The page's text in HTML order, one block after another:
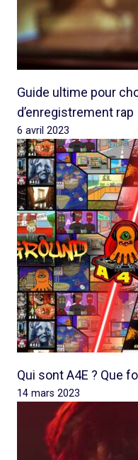
Guide ultime pour
d’enregistrement rap
6 avril 2023
Qui sont A4E ? Que
14 mars 2023